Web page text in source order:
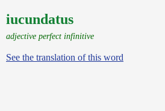
iucundatus
adjective perfect infinitive
See the translation of this word